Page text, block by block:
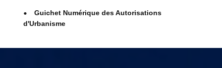
Guichet Numérique des Autorisations
d'Urbanisme